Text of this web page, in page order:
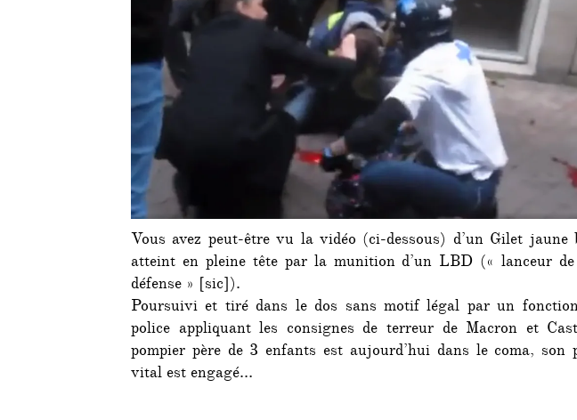
Vous avez peut-être vu la vidéo (ci-dessous) d’un Gilet jaune
atteint en pleine tête par la munition d’un LBD (« lanceur
défense » [sic]).
Poursuivi et tiré dans le dos sans motif légal par un
police appliquant les consignes de terreur de Macron et
pompier père de 3 enfants est aujourd’hui dans le coma, son
vital est engagé…